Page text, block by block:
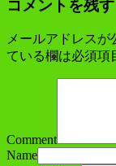
コメントを残す
メールアドレスが
ている欄は必須項
Comment
Name